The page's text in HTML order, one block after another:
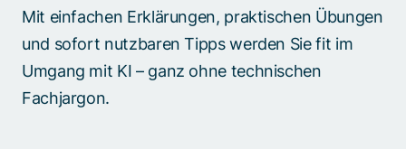
Mit einfachen Erklärungen, praktischen Übungen
und sofort nutzbaren Tipps werden Sie fit im
Umgang mit KI – ganz ohne technischen
Fachjargon.